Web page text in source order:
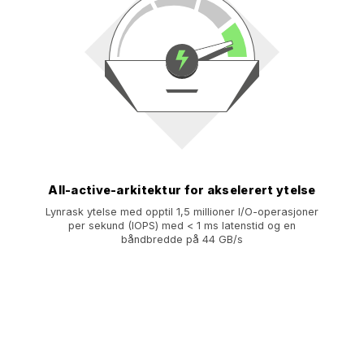
All-active-arkitektur for akselerert ytelse
Lynrask ytelse med opptil 1,5 millioner I/O-operasjoner
per sekund (IOPS) med < 1 ms latenstid og en
båndbredde på 44 GB/s